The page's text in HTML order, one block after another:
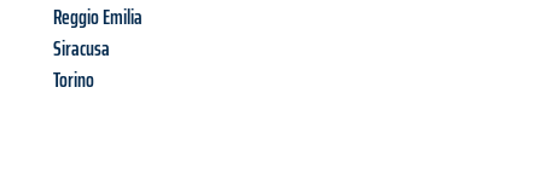
Reggio Emilia
Siracusa
Torino